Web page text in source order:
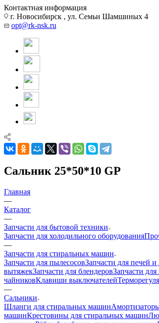
Контактная информация
г. Новосибирск , ул. Семьи Шамшиных 4
opt@rk-nsk.ru
Сальник 25*50*10 GP
Главная
—
Каталог
—
Запчасти для бытовой техники
Запчасти для холодильного оборудования
—
Запчасти для стиральных машин
Запчасти для пылесосовЗапчасти для печей и
вытяжекЗапчасти для блендеровЗапчасти
чайниковКлавиши выключателей
—
Сальники
Шланги для стиральных машин
машинКрестовины для стиральных машин